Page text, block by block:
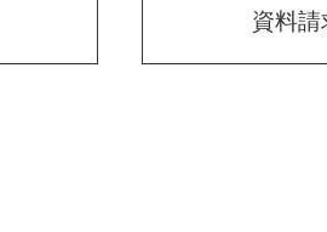
資料請